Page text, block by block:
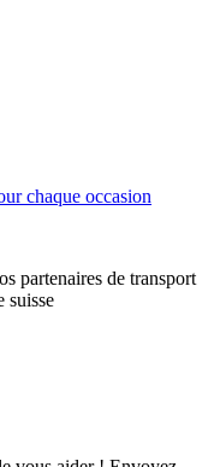
chaque occasion
partenaires de transport
suisse